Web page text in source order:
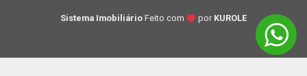
Sistema Imobiliário Feito com por KUROLE